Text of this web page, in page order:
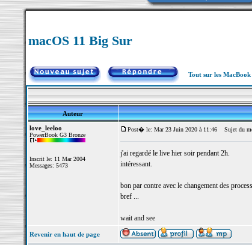
macOS 11 Big Sur
Tout sur les
Auteur
love_leeloo
PowerBook G3 Bronze
Inscrit le: 11 Mar 2004
Messages: 5473
Post� le: Mar 23 Juin 2020 à 11:46 Sujet du
j'ai regardé le live hier soir pendant 2h.
intéressant.
bon par contre avec le changement des
bref ...
wait and see
Revenir en haut de page